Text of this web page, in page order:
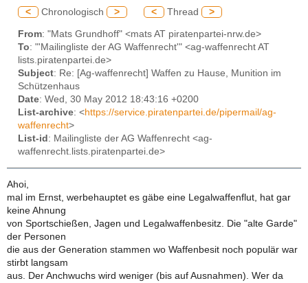
< Chronologisch > < Thread >
From: "Mats Grundhoff" <mats AT piratenpartei-nrw.de>
To: "'Mailingliste der AG Waffenrecht'" <ag-waffenrecht AT
lists.piratenpartei.de>
Subject: Re: [Ag-waffenrecht] Waffen zu Hause, Munition im
Schützenhaus
Date: Wed, 30 May 2012 18:43:16 +0200
List-archive: <https://service.piratenpartei.de/pipermail/ag-
waffenrecht>
List-id : Mailingliste der AG Waffenrecht <ag-
waffenrecht.lists.piratenpartei.de>
Ahoi,
mal im Ernst, werbehauptet es gäbe eine Legalwaffenflut, hat gar
keine Ahnung
von Sportschießen, Jagen und Legalwaffenbesitz. Die "alte Garde"
der Personen
die aus der Generation stammen wo Waffenbesit noch populär war
stirbt langsam
aus. Der Anchwuchs wird weniger (bis auf Ausnahmen). Wer da